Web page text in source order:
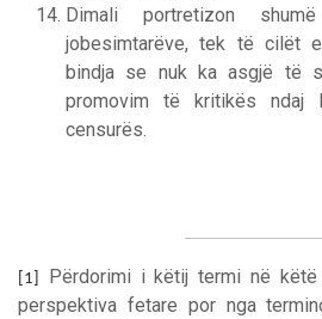
Dimali portretizon
jobesimtarëve, tek të cilët
bindja se nuk ka asgjë të
promovim të kritikës ndaj
censurës.
[1]
Përdorimi i këtij termi në
perspektiva fetare por nga